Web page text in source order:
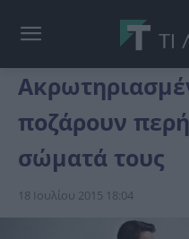
ποζάρουν
σώματά τους
18 Ιουλίου 2015 18:04